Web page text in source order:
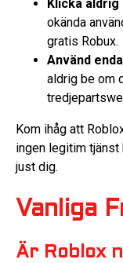
Klicka
okända
gratis Robux.
Använd
aldrig be om
Kom ihåg att
ingen legitim tjänst
just dig.
Vanliga
Är Roblox